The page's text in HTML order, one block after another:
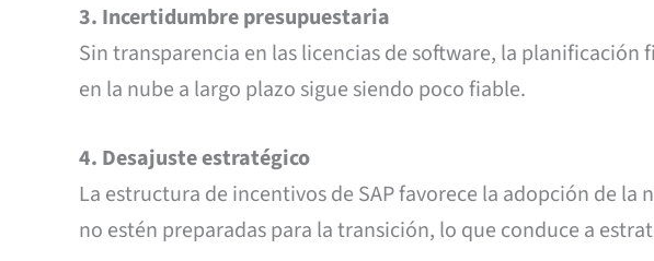
3. Incertidumbre presupuestaria
Sin transparencia en las licencias de software, la
en la nube a largo plazo sigue siendo poco fiable.
4. Desajuste estratégico
La estructura de incentivos de SAP favorece la adopción de la
no estén preparadas para la transición, lo que conduce a